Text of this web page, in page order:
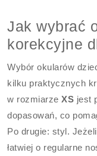
Jak wybrać
korekcyjne
Wybór okularów
kilku praktycznych
w rozmiarzeXS jest
dopasowań, co
Po drugie: styl.
łatwiej o regularne